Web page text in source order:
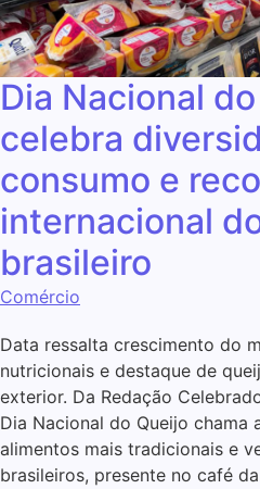
Dia Nacional
celebra
consumo e
internacional
brasileiro
Comércio
Data ressalta crescimento do
nutricionais e destaque de
exterior. Da Redação
Dia Nacional do Queijo chama
alimentos mais tradicionais e
brasileiros, presente no café